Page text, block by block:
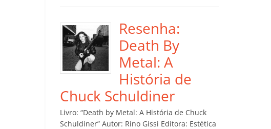
b
o
o
k
A
p
p
dI
n
e
ro
m
Li
p
ar
til
h
ar
Resenha:
Death By
Metal: A
História de
Chuck Schuldiner
Livro: “Death by Metal: A História de Chuck
Schuldiner” Autor: Rino Gissi Editora: Estética